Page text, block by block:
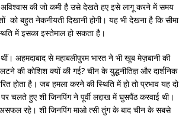
की जो कमी है उसे देखते हए इसे लागू करने में समय
बहुत नेकनीयती दिखानी होगी। यह भी देखना है कि सीमा
में इसका इस्तेमाल हो सकता है।
अहमदाबाद से महाबलीपुरम भारत ने भी खूब मेज़बानी की
की कोशिश क्यों की गई? चीन के युद्धनीतिज्ञ और दार्शनिक
होता है। जब हमला करने की स्थिति में हो तो प्रभाव यह दो
चलते हुए शी जिनपिंग ने पूर्वी लद्दाख में घुसपैंठ करवाई थी।
रहे। शी जिनपिंग माओ त्सी तुंग के बाद चीन के सबसे